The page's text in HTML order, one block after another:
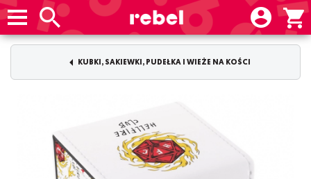
KUBKI, SAKIEWKI, PUDEŁKA I WIEŻE NA KOŚCI